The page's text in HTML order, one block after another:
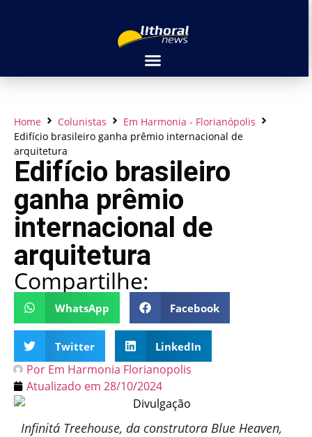
Home Colunistas
Em Harmonia - Florianópolis
Edifício brasileiro ganha prêmio internacional de
arquitetura
Edifício brasileiro
ganha prêmio
internacional de
arquitetura
Compartilhe:
WhatsApp Facebook
Twitter LinkedIn
Por Em Harmonia Florianopolis
Atualizado em 28/10/2024
Infinitá Treehouse, da construtora Blue Heaven,